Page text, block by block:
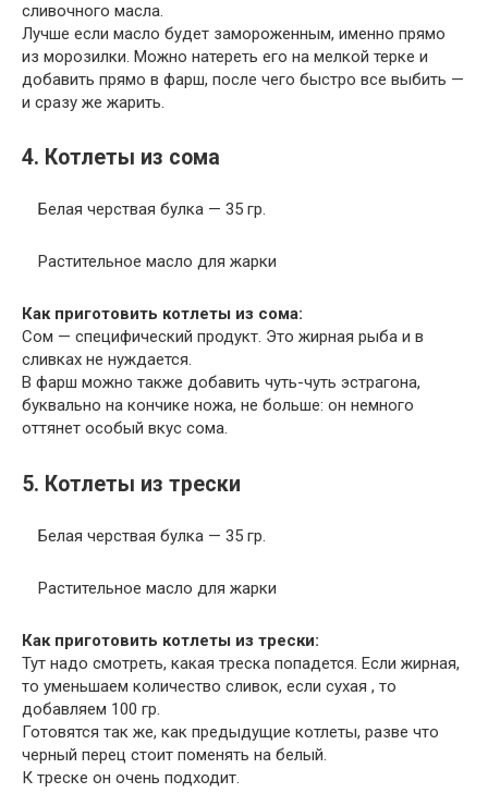
сливочного масла.
Лучше если масло будет замороженным, именно прямо
из морозилки. Можно натереть его на мелкой терке и
добавить прямо в фарш, после чего быстро все выбить —
и сразу же жарить.
4. Котлеты из сома
Белая черствая булка — 35 гр.
Растительное масло для жарки
Как приготовить котлеты из сома:
Сом — специфический продукт. Это жирная рыба и в
сливках не нуждается.
В фарш можно также добавить чуть-чуть эстрагона,
буквально на кончике ножа, не больше: он немного
оттянет особый вкус сома.
5. Котлеты из трески
Белая черствая булка — 35 гр.
Растительное масло для жарки
Как приготовить котлеты из трески:
Тут надо смотреть, какая треска попадется. Если жирная,
то уменьшаем количество сливок, если сухая , то
добавляем 100 гр.
Готовятся так же, как предыдущие котлеты, разве что
черный перец стоит поменять на белый.
К треске он очень подходит.